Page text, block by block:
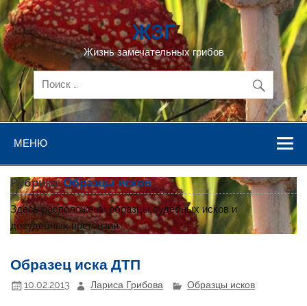
Перейти
к
содержимому
ЖЗГ
Жизнь замечательных грибов
МЕНЮ
Рубрика:Образцы исков
Здесь расположены образцы судебных исков и
досудебных претензий
Образец иска ДТП
10.02.2013 Лариса Грибова Образцы исков